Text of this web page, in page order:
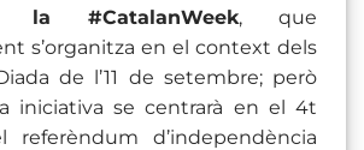
#CatalanWeek, que
s’organitza en el context dels
de l’11 de setembre; però
iniciativa se centrarà en el 4t
referèndum d’independència